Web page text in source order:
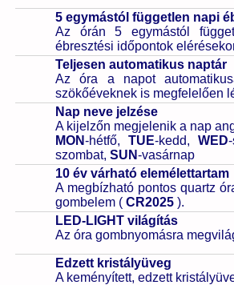
5 egymástól független napi
Az órán 5 egymástól
ébresztési időpontok
Teljesen automatikus naptár
Az óra a napot
szökőéveknek is megfelelően
Nap neve jelzése
A kijelzőn megjelenik a nap
MON-hétfő, TUE-kedd, WED
szombat, SUN-vasárnap
10 év várható elemélettartam
A megbízható pontos quartz
gombelem ( CR2025 ).
LED-LIGHT világítás
Az óra gombnyomásra
Edzett kristályüveg
A keményített, edzett